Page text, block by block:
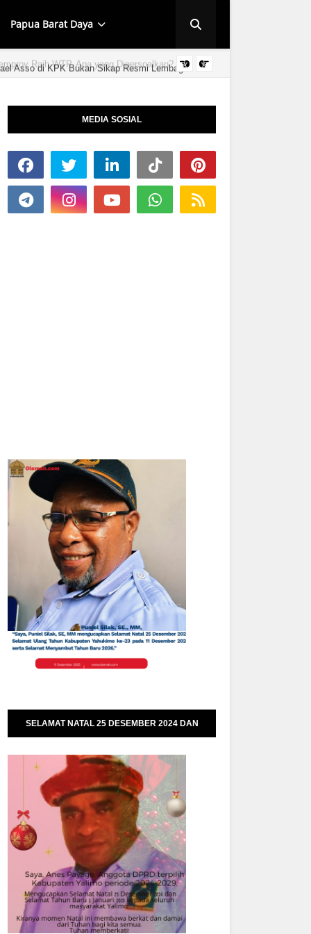
Papua Barat Daya
Asso di KPK Bukan Sikap Resmi Lembaga
MEDIA SOSIAL
SELAMAT NATAL 25 DESEMBER 2024 DAN